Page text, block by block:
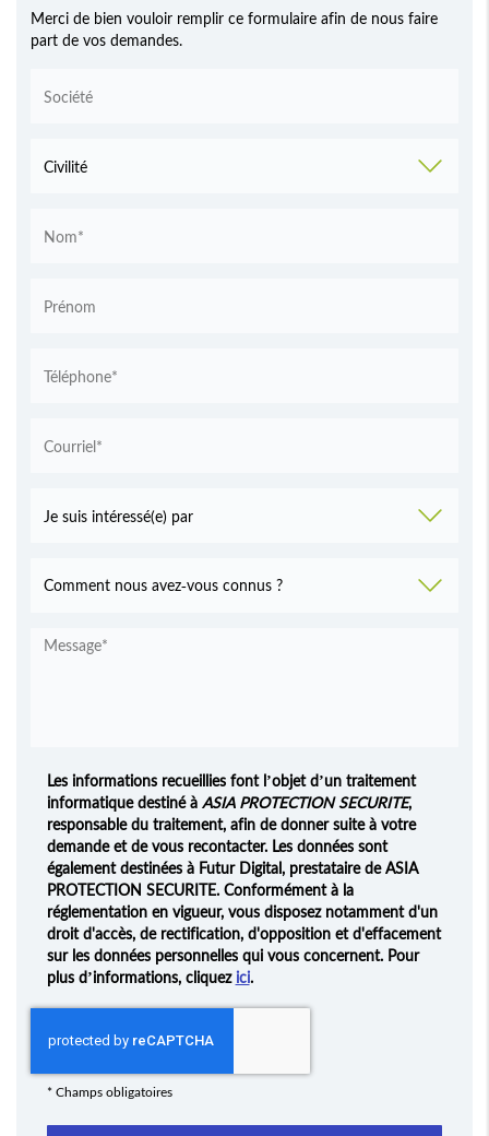
Merci de bien vouloir remplir ce formulaire afin de nous faire
part de vos demandes.
Les informations recueillies font l’objet d’un traitement
informatique destiné àASIA PROTECTION SECURITE,
responsable du traitement, afin de donner suite à votre
demande et de vous recontacter. Les données sont
également destinées à Futur Digital, prestataire de ASIA
PROTECTION SECURITE. Conformément à la
réglementation en vigueur, vous disposez notamment d'un
droit d'accès, de rectification, d'opposition et d'effacement
sur les données personnelles qui vous concernent. Pour
plus d’informations, cliquezici.
* Champs obligatoires